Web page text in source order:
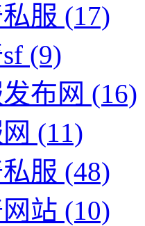
服 (17)
(9)
布网 (16)
(11)
服 (48)
站 (10)